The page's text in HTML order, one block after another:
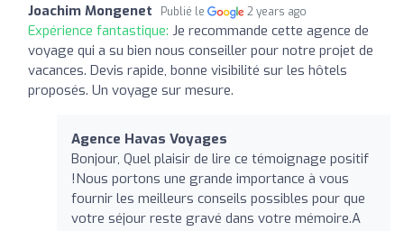
Joachim Mongenet Publié le 2 years ago
Expérience fantastique: Je recommande cette agence de
voyage qui a su bien nous conseiller pour notre projet de
vacances. Devis rapide, bonne visibilité sur les hôtels
proposés. Un voyage sur mesure.
Agence Havas Voyages
Bonjour, Quel plaisir de lire ce témoignage positif
!Nous portons une grande importance à vous
fournir les meilleurs conseils possibles pour que
votre séjour reste gravé dans votre mémoire.A